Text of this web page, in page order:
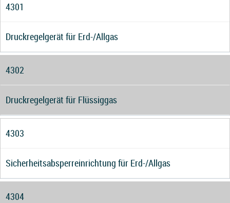
4301
Druckregelgerät für Erd-/Allgas
4302
Druckregelgerät für Flüssiggas
4303
Sicherheitsabsperreinrichtung für Erd-/Allgas
4304